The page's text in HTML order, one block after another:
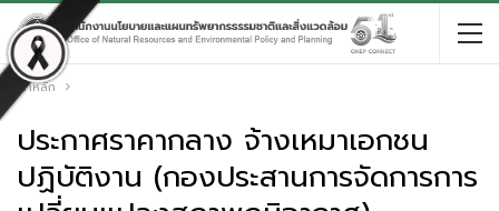
หน้าหลัก
ประกาศราคากลาง จ้างเหมาเอกชน
ปฏิบัติงาน (กองประสานการจัดการการ